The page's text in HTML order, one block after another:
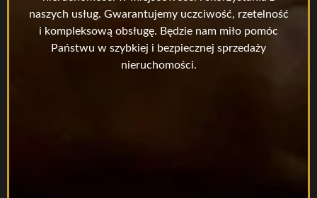
naszych usług. Gwarantujemy uczciwość, rzetelność
i kompleksową obsługę. Będzie nam miło pomóc
Państwu w szybkiej i bezpiecznej sprzedaży
nieruchomości.